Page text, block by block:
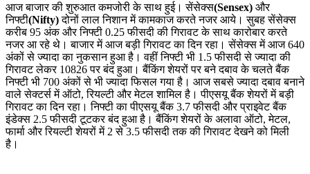
आज बाजार की शुरुआत कमजोरी के साथ हुई। सेंसेक्स(Sensex) और
निफ्टी(Nifty)दोनों लाल निशान में कामकाज करते नजर आये। सुबह सेंसेक्स
करीब 95 अंक और निफ्टी 0.25 फीसदी की गिरावट के साथ कारोबार करते
नजर आ रहे थे। बाजार में आज बड़ी गिरावट का दिन रहा। सेंसेक्स में आज 640
अंकों से ज्यादा का नुकसान हुआ है। वहीं निफ्टी भी 1.5 फीसदी से ज्यादा की
गिरावट लेकर 10826 पर बंद हुआ। बैंकिंग शेयरों पर बने दबाव के चलते बैंक
निफ्टी भी 700 अंकों से भी ज्यादा फिसल गया है। आज सबसे ज्यादा दबाव बनाने
वाले सेक्टर्स में ऑटो, रियल्टी और मेटल शामिल है। पीएसयू बैंक शेयरों में बड़ी
गिरावट का दिन रहा। निफ्टी का पीएसयू बैंक 3.7 फीसदी और प्राइवेट बैंक
इंडेक्स 2.5 फीसदी टूटकर बंद हुआ है। बैंकिंग शेयरों के अलावा ऑटो, मेटल,
फार्मा और रियल्टी शेयरों में 2 से 3.5 फीसदी तक की गिरावट देखने को मिली
है।